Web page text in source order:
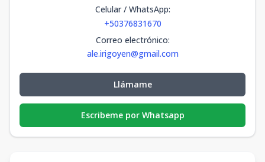
Celular / WhatsApp:
+50376831670
Correo electrónico:
ale.irigoyen@gmail.com
Llámame
Escribeme por Whatsapp